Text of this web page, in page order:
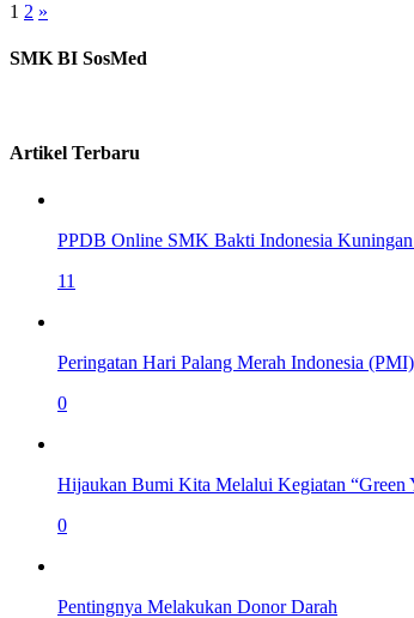
1 2 »
SMK BI SosMed
Artikel Terbaru
PPDB Online SMK Bakti Indonesia Kuningan
11
Peringatan Hari Palang Merah Indonesia
0
Hijaukan Bumi Kita Melalui Kegiatan
0
Pentingnya Melakukan Donor Darah